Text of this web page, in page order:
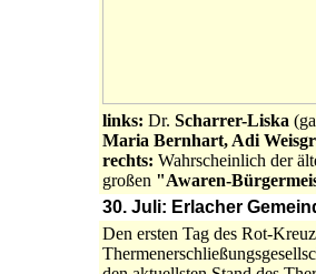
links: Dr. Scharrer-Liska
Maria Bernhart, Adi
rechts: Wahrscheinlich der
großen "Awaren-
30. Juli: Erlacher
Den ersten Tag des Rot-